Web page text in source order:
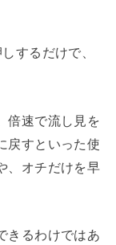
するだけで、
倍速で流し見を
戻すといった使
、オチだけを早
きるわけではあ